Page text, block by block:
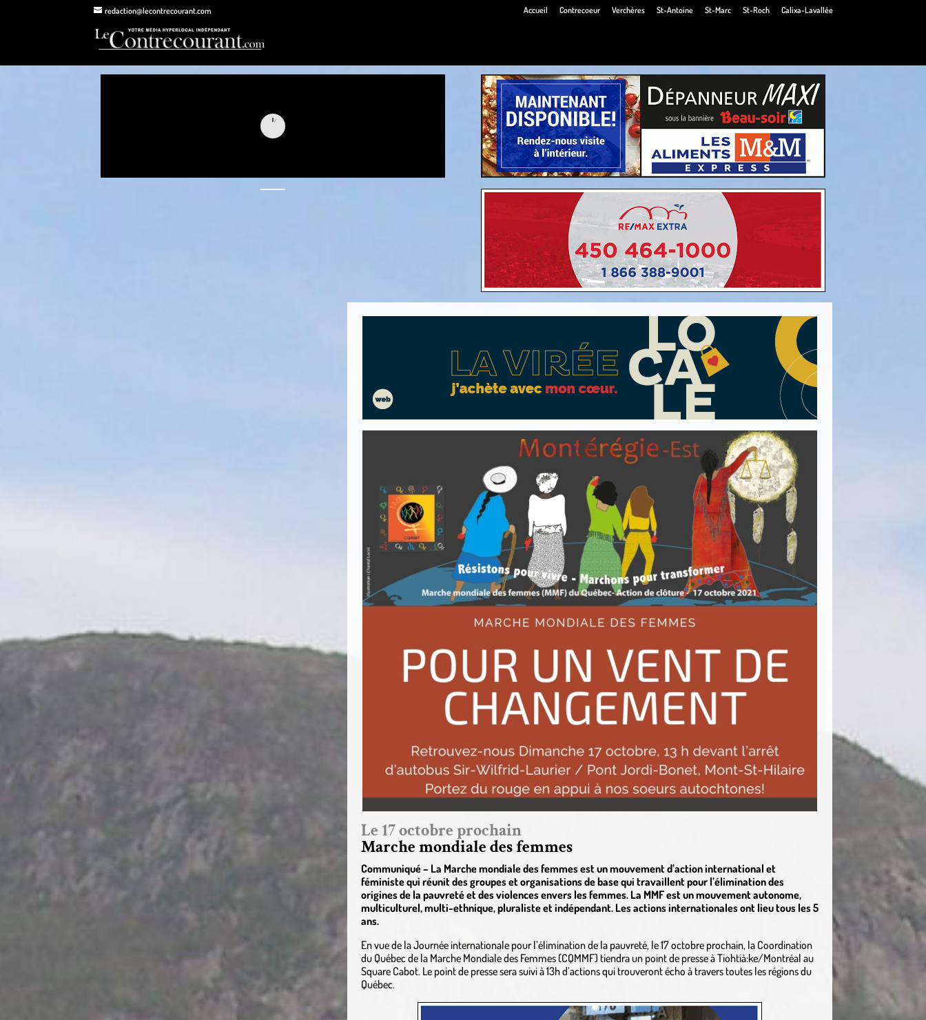
redaction@lecontrecourant.com Accueil Contrecoeur Verchères St-Antoine St-Marc St-Roch Calixa-Lavallée
Le 17 octobre prochain
Marche mondiale des femmes
Communiqué – La Marche mondiale des femmes est un mouvement d’action international et
féministe qui réunit des groupes et organisations de base qui travaillent pour l’élimination des
origines de la pauvreté et des violences envers les femmes. La MMF est un mouvement autonome,
multiculturel, multi-ethnique, pluraliste et indépendant. Les actions internationales ont lieu tous les 5
ans.
En vue de la Journée internationale pour l’élimination de la pauvreté, le 17 octobre prochain, la Coordination
du Québec de la Marche Mondiale des Femmes (CQMMF) tiendra un point de presse à Tiohtià:ke/Montréal au
Square Cabot. Le point de presse sera suivi à 13h d’actions qui trouveront écho à travers toutes les régions du
Québec.